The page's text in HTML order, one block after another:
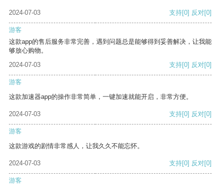
2024-07-03 支持[0] 反对[0]
游客
这款app的售后服务非常完善，遇到问题总是能够得到妥善解决，让我能
够放心购物。
2024-07-03
支持[0] 反对[0]
游客
这款加速器app的操作非常简单，一键加速就能开启，非常方便。
2024-07-03 支持[0] 反对[0]
游客
这款游戏的剧情非常感人，让我久久不能忘怀。
2024-07-03 支持[0] 反对[0]
游客